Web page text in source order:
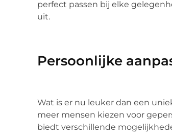
perfect passen bij elke
uit.
Persoonlijke
Wat is er nu leuker dan een
meer mensen kiezen voor
biedt verschillende